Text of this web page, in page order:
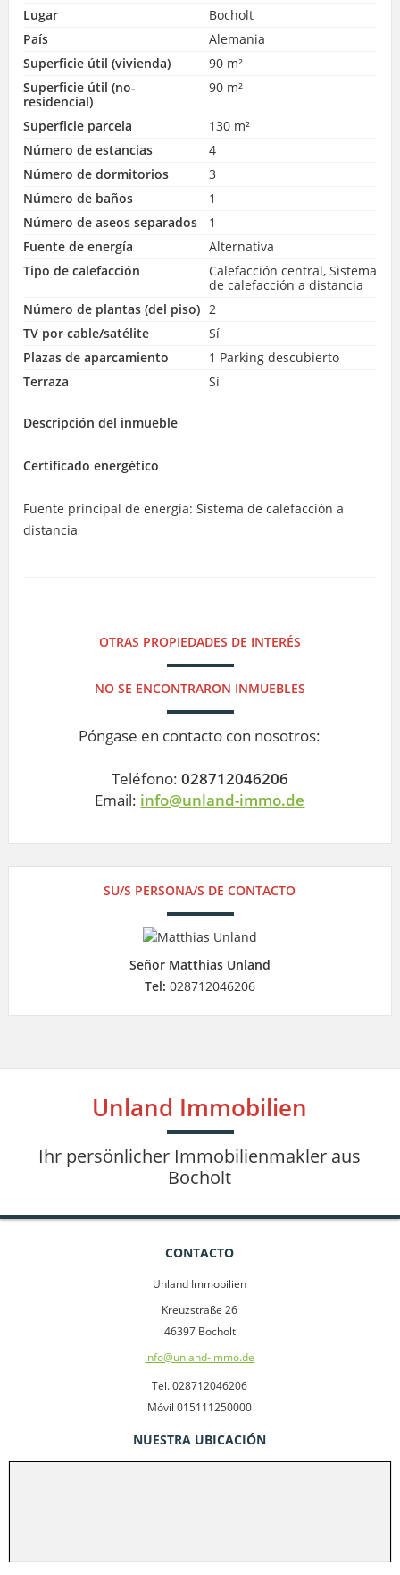
Lugar
Bocholt
País
Alemania
Superficie útil (vivienda)
90 m²
Superficie útil (no-
residencial)
90 m²
Superficie parcela
130 m²
Número de estancias
4
Número de dormitorios
3
Número de baños
1
Número de aseos separados
1
Fuente de energía
Alternativa
Tipo de calefacción
Calefacción central, Sistema
de calefacción a distancia
Número de plantas (del piso) 2
TV por cable/satélite
Sí
Plazas de aparcamiento
1 Parking descubierto
Terraza
Sí
Descripción del inmueble
Certificado energético
Fuente principal de energía: Sistema de calefacción a
distancia
OTRAS PROPIEDADES DE INTERÉS
NO SE ENCONTRARON INMUEBLES
Póngase en contacto con nosotros:
Teléfono: 028712046206
Email: info@unland-immo.de
SU/S PERSONA/S DE CONTACTO
Señor Matthias Unland
Tel: 028712046206
Unland Immobilien
Ihr persönlicher Immobilienmakler aus
Bocholt
CONTACTO
Unland Immobilien
Kreuzstraße 26
46397 Bocholt
info@unland-immo.de
Tel. 028712046206
Móvil 015111250000
NUESTRA UBICACIÓN